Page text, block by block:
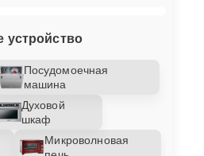
устройство
Посудомоечная
машина
Духовой
шкаф
Микроволновая